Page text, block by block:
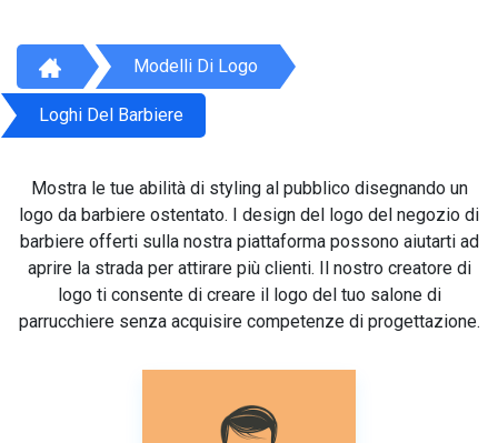
Modelli Di Logo
Loghi Del Barbiere
Mostra le tue abilità di styling al pubblico disegnando un
logo da barbiere ostentato. I design del logo del negozio di
barbiere offerti sulla nostra piattaforma possono aiutarti ad
aprire la strada per attirare più clienti. Il nostro creatore di
logo ti consente di creare il logo del tuo salone di
parrucchiere senza acquisire competenze di progettazione.